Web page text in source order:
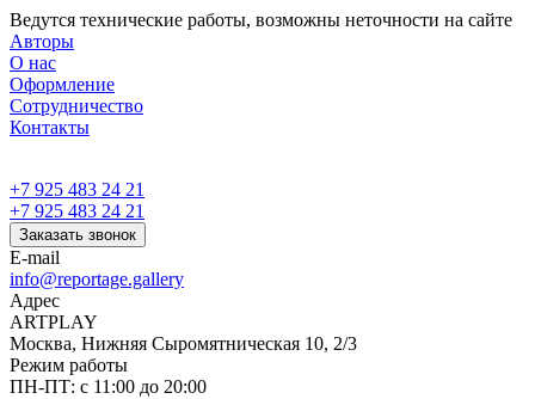
Ведутся технические работы, возможны неточности на сайте
Авторы
О нас
Оформление
Сотрудничество
Контакты
+7 925 483 24 21
+7 925 483 24 21
Заказать звонок
E-mail
info@reportage.gallery
Адрес
ARTPLAY
Москва, Нижняя Сыромятническая 10, 2/3
Режим работы
ПН-ПТ: с 11:00 до 20:00